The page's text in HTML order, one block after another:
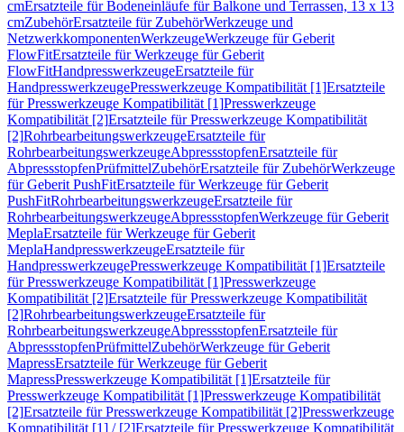
cmErsatzteile für Bodeneinläufe für Balkone und Terrassen, 13 x 13
cmZubehörErsatzteile für ZubehörWerkzeuge und
NetzwerkkomponentenWerkzeugeWerkzeuge für Geberit
FlowFitErsatzteile für Werkzeuge für Geberit
FlowFitHandpresswerkzeugeErsatzteile für
HandpresswerkzeugePresswerkzeuge Kompatibilität [1]Ersatzteile
für Presswerkzeuge Kompatibilität [1]Presswerkzeuge
Kompatibilität [2]Ersatzteile für Presswerkzeuge Kompatibilität
[2]RohrbearbeitungswerkzeugeErsatzteile für
RohrbearbeitungswerkzeugeAbpressstopfenErsatzteile für
AbpressstopfenPrüfmittelZubehörErsatzteile für ZubehörWerkzeuge
für Geberit PushFitErsatzteile für Werkzeuge für Geberit
PushFitRohrbearbeitungswerkzeugeErsatzteile für
RohrbearbeitungswerkzeugeAbpressstopfenWerkzeuge für Geberit
MeplaErsatzteile für Werkzeuge für Geberit
MeplaHandpresswerkzeugeErsatzteile für
HandpresswerkzeugePresswerkzeuge Kompatibilität [1]Ersatzteile
für Presswerkzeuge Kompatibilität [1]Presswerkzeuge
Kompatibilität [2]Ersatzteile für Presswerkzeuge Kompatibilität
[2]RohrbearbeitungswerkzeugeErsatzteile für
RohrbearbeitungswerkzeugeAbpressstopfenErsatzteile für
AbpressstopfenPrüfmittelZubehörWerkzeuge für Geberit
MapressErsatzteile für Werkzeuge für Geberit
MapressPresswerkzeuge Kompatibilität [1]Ersatzteile für
Presswerkzeuge Kompatibilität [1]Presswerkzeuge Kompatibilität
[2]Ersatzteile für Presswerkzeuge Kompatibilität [2]Presswerkzeuge
Kompatibilität [1] / [2]Ersatzteile für Presswerkzeuge Kompatibilität